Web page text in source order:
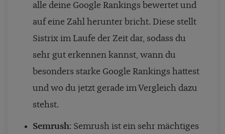
alle deine Google Rankings bewertet und
auf eine Zahl herunter bricht. Diese stellt
Sistrix im Laufe der Zeit dar, sodass du
sehr gut erkennen kannst, wann du
besonders starke Google Rankings hattest
und wo du jetzt gerade im Vergleich dazu
stehst.
Semrush: Semrush ist ein sehr mächtiges